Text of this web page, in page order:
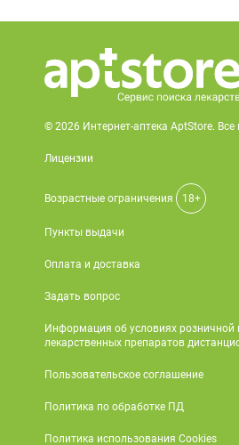
© 2026 Интернет-аптека AptStore.
Лицензии
Возрастные ограничения 18+
Пункты выдачи
Оплата и доставка
Задать вопрос
Информация об условиях розничной
лекарственных препаратов
Пользовательское соглашение
Политика по обработке ПД
Политика использования Cookies